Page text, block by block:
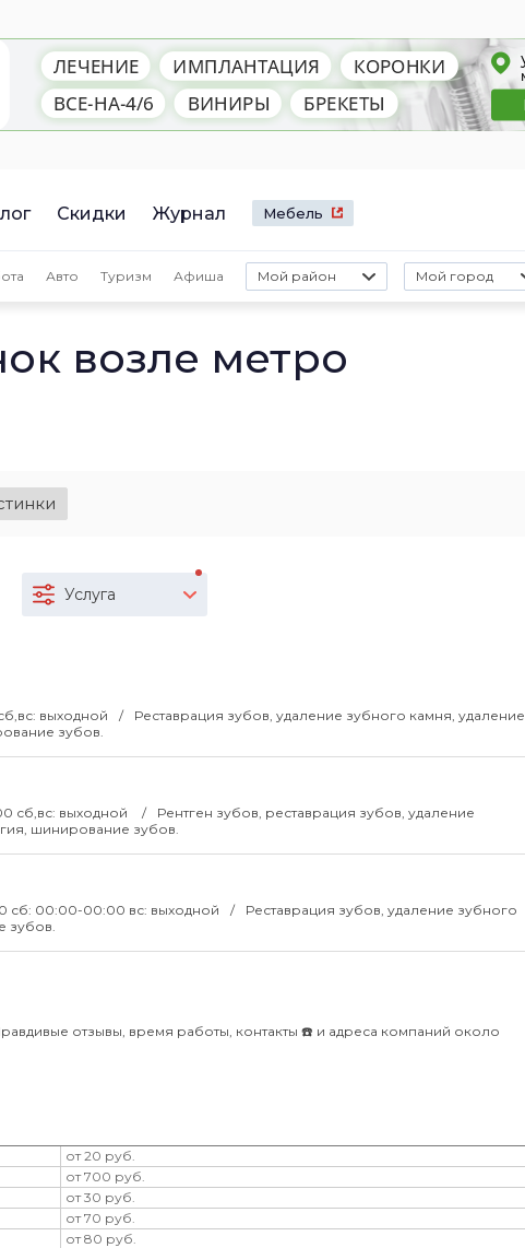
Скидки Журнал Мебель
Авто Туризм Афиша Мой район Мой город
возле метро
Услуга
выходной
Реставрация зубов, удаление зубного камня, удаление
зубов.
сб,вс: выходной
Рентген зубов, реставрация зубов, удаление
шинирование зубов.
сб: 00:00-00:00 вс: выходной
Реставрация зубов, удаление зубного
зубов.
отзывы, время работы, контакты ☎️ и адреса компаний около
от 20 руб.
от 700 руб.
от 30 руб.
от 70 руб.
от 80 руб.